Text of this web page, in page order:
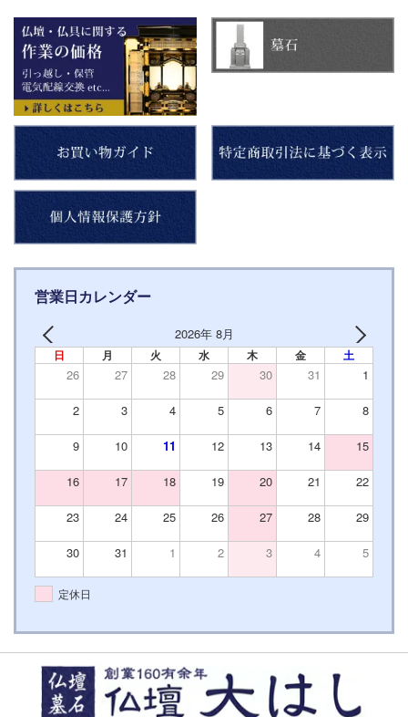
営業日カレンダー
2026年 8月
日 月 火 水 木 金 土
26 27 28 29 30 31 1
2 3 4 5 6 7 8
9 10 11 12 13 14 15
16 17 18 19 20 21 22
23 24 25 26 27 28 29
30 31 1 2 3 4 5
定休日